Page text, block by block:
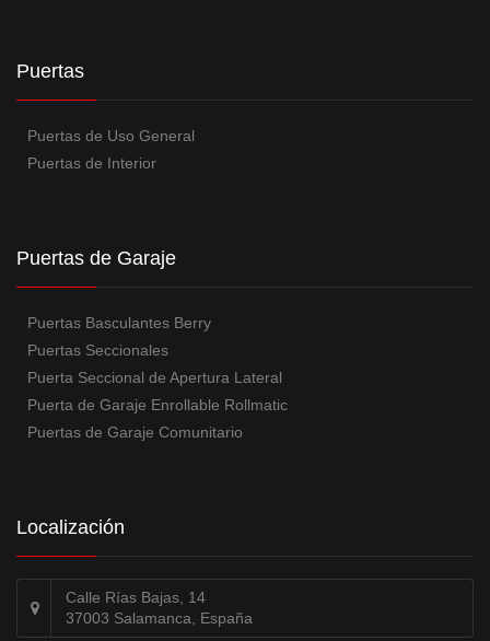
Puertas
Puertas de Uso General
Puertas de Interior
Puertas de Garaje
Puertas Basculantes Berry
Puertas Seccionales
Puerta Seccional de Apertura Lateral
Puerta de Garaje Enrollable Rollmatic
Puertas de Garaje Comunitario
Localización
Calle Rías Bajas, 14
37003 Salamanca, España